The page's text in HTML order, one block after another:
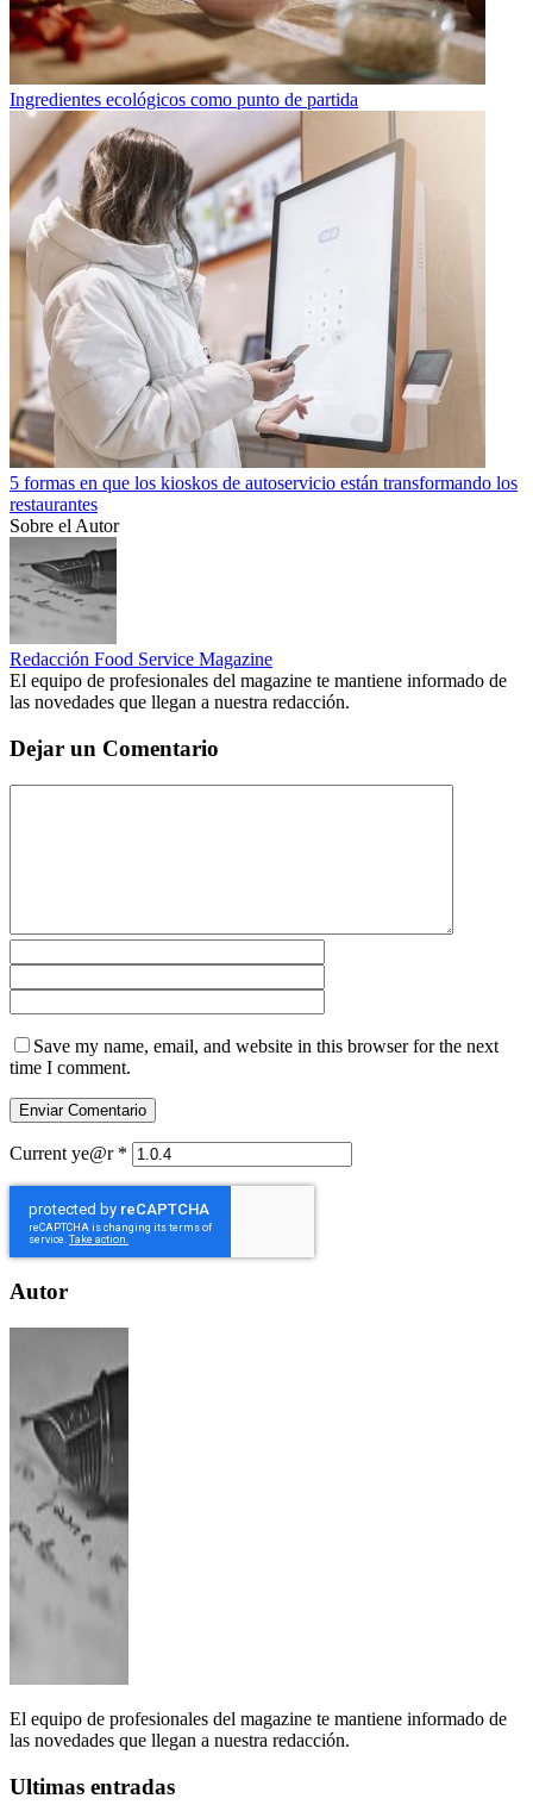
Ingredientes ecológicos como punto de partida
5 formas en que los kioskos de autoservicio están transformando los
restaurantes
Sobre el Autor
Redacción Food Service Magazine
El equipo de profesionales del magazine te mantiene informado de
las novedades que llegan a nuestra redacción.
Dejar un Comentario
Save my name, email, and website in this browser for the next
time I comment.
Current ye@r *
Autor
El equipo de profesionales del magazine te mantiene informado de
las novedades que llegan a nuestra redacción.
Ultimas entradas